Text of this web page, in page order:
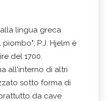
lingua greca
P.J. Hjelm è
del 1700.
all'interno di altri
sotto forma di
da cave